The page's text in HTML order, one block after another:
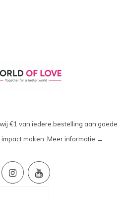
€1 van iedere bestelling aan goede
maken. Meer informatie →